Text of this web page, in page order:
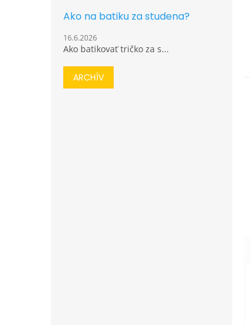
Ako na batiku za studena?
16.6.2026
Ako batikovať tričko za s...
ARCHÍV